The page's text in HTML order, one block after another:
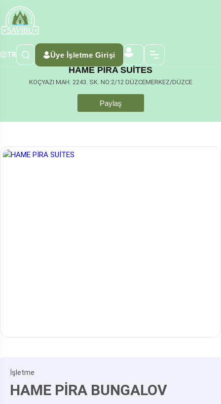
TR Üye İşletme Girişi
HAME PİRA SUİTES
KOÇYAZI MAH. 2243. SK. NO:2/12 DÜZCEMERKEZ/DÜZCE
Paylaş
İşletme
HAME PİRA BUNGALOV